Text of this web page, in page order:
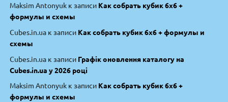
Maksim Antonyuk к записи Как собрать кубик 6х6 +
формулы и схемы
Cubes.in.ua к записи Как собрать кубик 6х6 + формулы и
схемы
Cubes.in.ua к записи Графік оновлення каталогу на
Cubes.in.ua у 2026 році
Maksim Antonyuk к записи Как собрать кубик 6х6 +
формулы и схемы